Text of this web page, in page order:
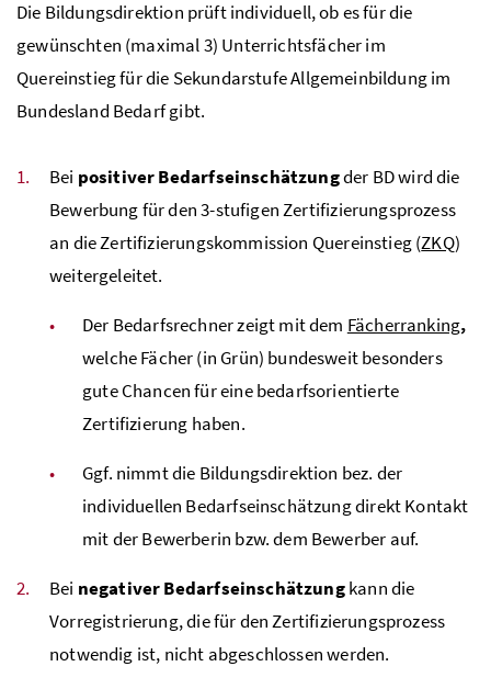
Die Bildungsdirektion prüft individuell, ob es für die
gewünschten (maximal 3) Unterrichtsfächer im
Quereinstieg für die Sekundarstufe Allgemeinbildung im
Bundesland Bedarf gibt.
Bei positiver Bedarfseinschätzungder BDwird die
Bewerbung für den 3-stufigen Zertifizierungsprozess
an die Zertifizierungskommission Quereinstieg (ZKQ)
weitergeleitet.
Der Bedarfsrechner zeigt mit dem Fächerranking,
welche Fächer (in Grün) bundesweit besonders
gute Chancen für eine bedarfsorientierte
Zertifizierung haben.
Ggf. nimmt die Bildungsdirektion bez. der
individuellen Bedarfseinschätzung direkt Kontakt
mit der Bewerberin bzw.dem Bewerber auf.
Bei negativer Bedarfseinschätzungkann die
Vorregistrierung, die für den Zertifizierungsprozess
notwendig ist, nicht abgeschlossen werden.